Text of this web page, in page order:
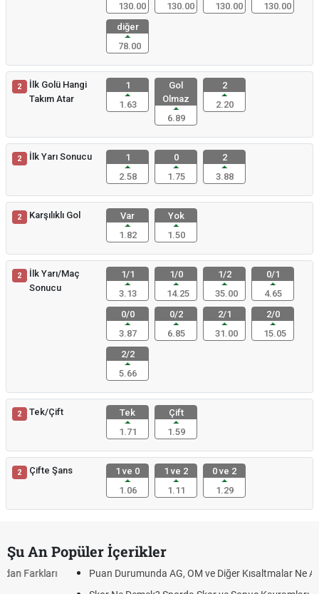
130.00
130.00
130.00
130.00
diğer
78.00
2
İlk Golü Hangi
Takım Atar
1
1.63
Gol
Olmaz
6.89
2
2.20
2 İlk Yarı Sonucu
1
2.58
0
1.75
2
3.88
2 Karşılıklı Gol
Var
1.82
Yok
1.50
2
İlk Yarı/Maç
Sonucu
1/1
3.13
1/0
14.25
1/2
35.00
0/1
4.65
0/0
3.87
0/2
6.85
2/1
31.00
2/0
15.05
2/2
5.66
2 Tek/Çift
Tek
1.71
Çift
1.59
2 Çifte Şans
1 ve 0
1.06
1 ve 2
1.11
0 ve 2
1.29
Şu An Popüler İçerikler
Puan Durumunda AG, OM ve Diğer Kısaltmalar Ne Anlama Gelir?